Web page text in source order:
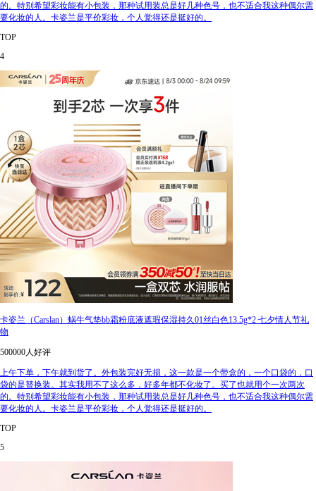
的。特别希望彩妆能有小包装，那种试用装总是好几种色号，也不适合我这种偶尔需
要化妆的人。卡姿兰是平价彩妆，个人觉得还是挺好的。
TOP
4
卡姿兰（Carslan）蜗牛气垫bb霜粉底液遮瑕保湿持久01丝白色13.5g*2 七夕情人节礼
物
500000人好评
上午下单，下午就到货了。外包装完好无损，这一款是一个带盒的，一个口袋的，口
袋的是替换装。其实我用不了这么多，好多年都不化妆了。买了也就用个一次两次
的。特别希望彩妆能有小包装，那种试用装总是好几种色号，也不适合我这种偶尔需
要化妆的人。卡姿兰是平价彩妆，个人觉得还是挺好的。
TOP
5